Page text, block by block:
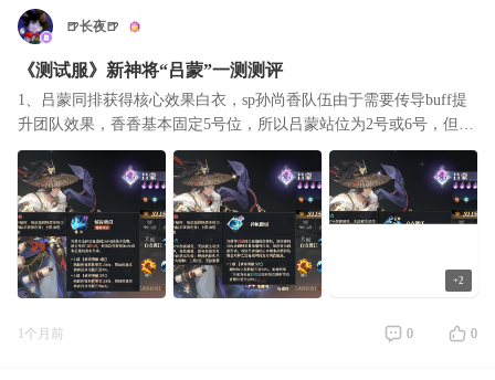
🍺长夜🍺
《测试服》新神将“吕蒙”一测测评
1、吕蒙同排获得核心效果白衣，sp孙尚香队伍由于需要传导buff提
升团队效果，香香基本固定5号位，所以吕蒙站位为2号或6号，但同
时白衣需要前排有人存活，才能持续不退出，所以站位上格外需要
注意，全吃满需
+2
1个月前 0 0